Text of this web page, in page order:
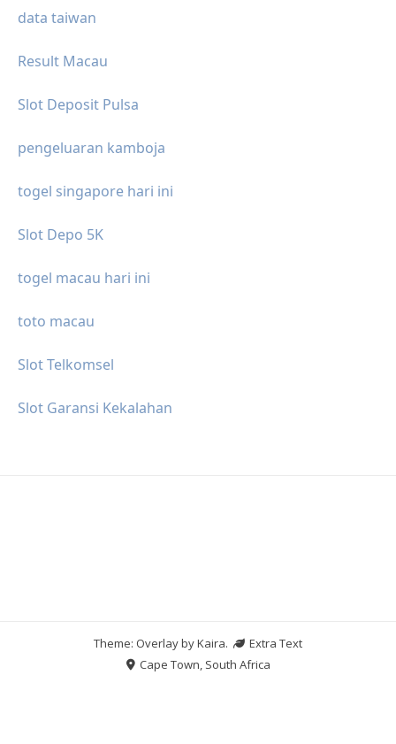
data taiwan
Result Macau
Slot Deposit Pulsa
pengeluaran kamboja
togel singapore hari ini
Slot Depo 5K
togel macau hari ini
toto macau
Slot Telkomsel
Slot Garansi Kekalahan
Theme: Overlay byKaira.
Extra Text
Cape Town, South Africa